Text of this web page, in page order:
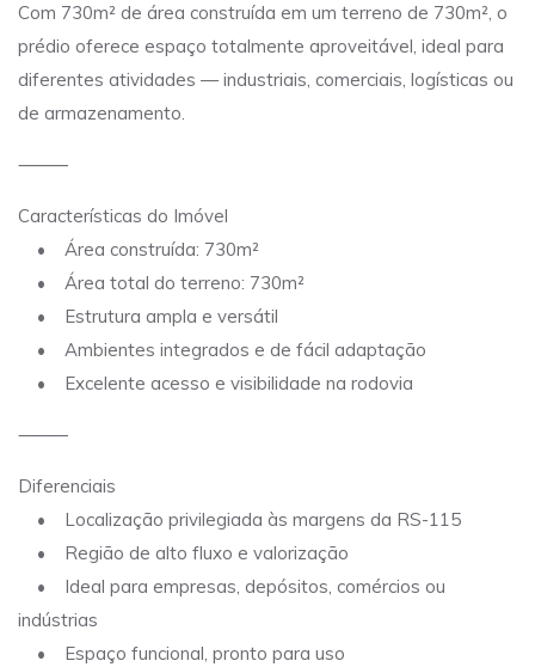
Com 730m² de área construída em um terreno de 730m², o
prédio oferece espaço totalmente aproveitável, ideal para
diferentes atividades — industriais, comerciais, logísticas ou
de armazenamento.
⸻
Características do Imóvel
• Área construída: 730m²
• Área total do terreno: 730m²
• Estrutura ampla e versátil
• Ambientes integrados e de fácil adaptação
• Excelente acesso e visibilidade na rodovia
⸻
Diferenciais
• Localização privilegiada às margens da RS-115
• Região de alto fluxo e valorização
• Ideal para empresas, depósitos, comércios ou
indústrias
• Espaço funcional, pronto para uso